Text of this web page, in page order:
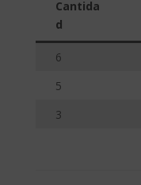
Cantida
d
6
5
3